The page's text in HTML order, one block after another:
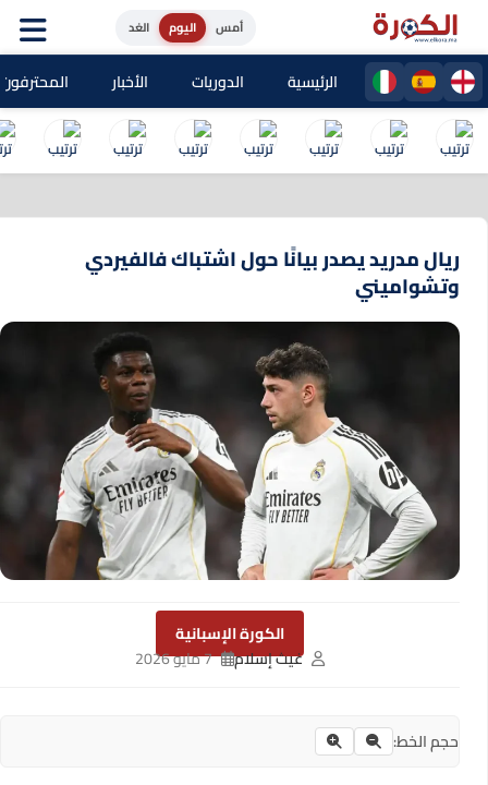
اليوم الغد
الرئيسية الدوريات الأخبار المحترفون
ريال مدريد يصدر بيانًا حول اشتباك فالفيردي
وتشواميني
الكورة الإسبانية
غيث إسلام
7 مايو 2026
حجم الخط: